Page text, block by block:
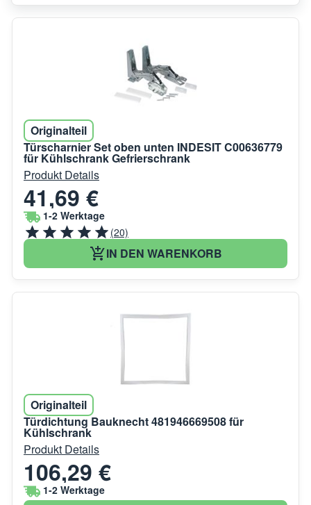
Originalteil
Türscharnier Set oben unten INDESIT C00636779
für Kühlschrank Gefrierschrank
Produkt Details
41,69 €
1-2 Werktage
(20)
IN DEN WARENKORB
Originalteil
Türdichtung Bauknecht 481946669508 für
Kühlschrank
Produkt Details
106,29 €
1-2 Werktage